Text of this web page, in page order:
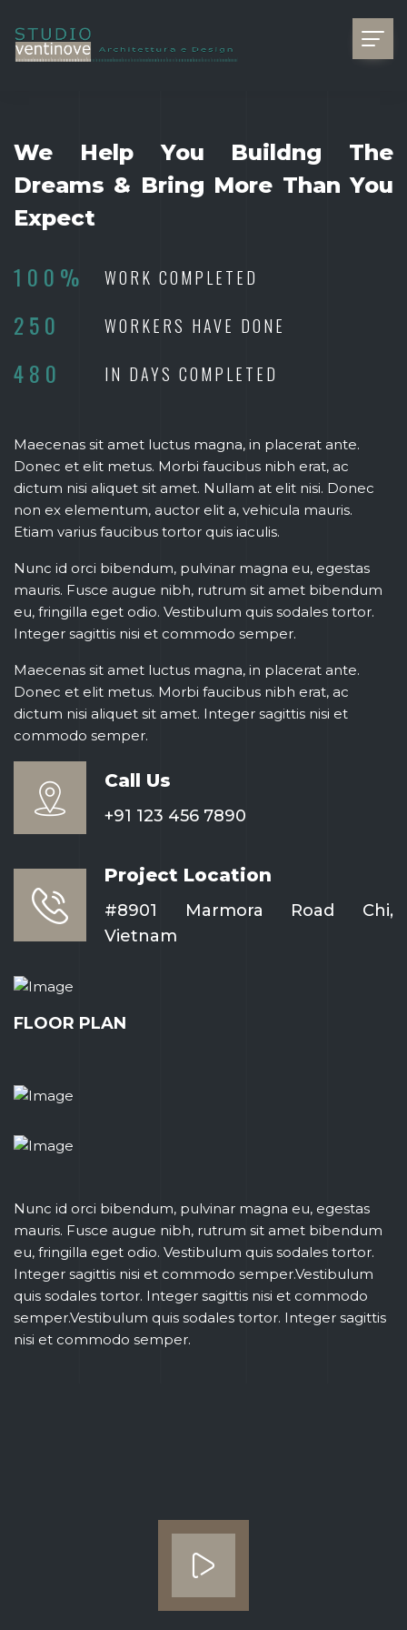
We Help You Buildng The
Dreams & Bring More Than You
Expect
100% WORK COMPLETED
250 WORKERS HAVE DONE
480 IN DAYS COMPLETED
Maecenas sit amet luctus magna, in placerat ante.
Donec et elit metus. Morbi faucibus nibh erat, ac
dictum nisi aliquet sit amet. Nullam at elit nisi. Donec
non ex elementum, auctor elit a, vehicula mauris.
Etiam varius faucibus tortor quis iaculis.
Nunc id orci bibendum, pulvinar magna eu, egestas
mauris. Fusce augue nibh, rutrum sit amet bibendum
eu, fringilla eget odio. Vestibulum quis sodales tortor.
Integer sagittis nisi et commodo semper.
Maecenas sit amet luctus magna, in placerat ante.
Donec et elit metus. Morbi faucibus nibh erat, ac
dictum nisi aliquet sit amet. Integer sagittis nisi et
commodo semper.
Call Us
+91 123 456 7890
Project Location
#8901 Marmora Road Chi,
Vietnam
FLOOR PLAN
Nunc id orci bibendum, pulvinar magna eu, egestas
mauris. Fusce augue nibh, rutrum sit amet bibendum
eu, fringilla eget odio. Vestibulum quis sodales tortor.
Integer sagittis nisi et commodo semper.Vestibulum
quis sodales tortor. Integer sagittis nisi et commodo
semper.Vestibulum quis sodales tortor. Integer sagittis
nisi et commodo semper.